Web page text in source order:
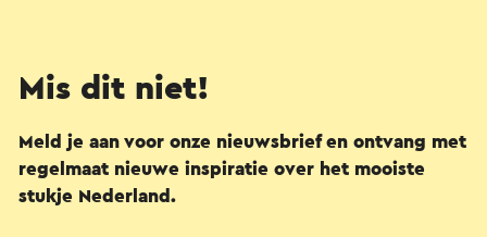
Mis dit niet!
Meld je aan voor onze nieuwsbrief en ontvang met
regelmaat nieuwe inspiratie over het mooiste
stukje Nederland.